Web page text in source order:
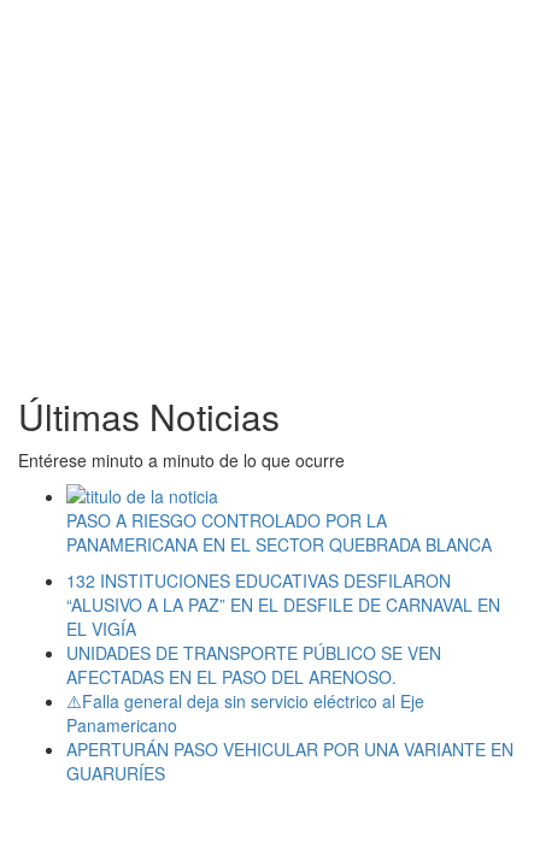
Últimas Noticias
Entérese minuto a minuto de lo que ocurre
PASO A RIESGO CONTROLADO POR LA
PANAMERICANA EN EL SECTOR QUEBRADA BLANCA
132 INSTITUCIONES EDUCATIVAS DESFILARON
“ALUSIVO A LA PAZ” EN EL DESFILE DE CARNAVAL EN
EL VIGÍA
UNIDADES DE TRANSPORTE PÚBLICO SE VEN
AFECTADAS EN EL PASO DEL ARENOSO.
⚠️Falla general deja sin servicio eléctrico al Eje
Panamericano
APERTURÁN PASO VEHICULAR POR UNA VARIANTE EN
GUARURÍES